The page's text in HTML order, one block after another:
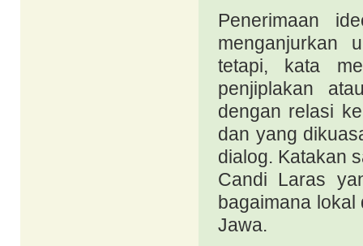
Penerimaan
menganjurkan
tetapi, kata
penjiplakan
dengan relasi
dan yang
dialog. Katakan
Candi Laras
bagaimana lokal
Jawa.